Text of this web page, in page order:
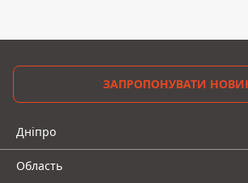
ЗАПРОПОНУВАТИ
Дніпро
Область